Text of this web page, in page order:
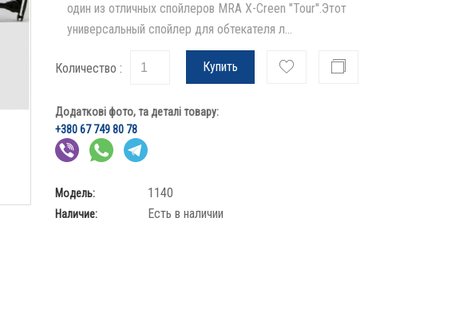
один из отличных спойлеров MRA X-Creen "Tour".Этот
универсальный спойлер для обтекателя л...
Количество : Купить
Додаткові фото, та деталі товару:
+380 67 749 80 78
Модель: 1140
Наличие: Есть в наличии